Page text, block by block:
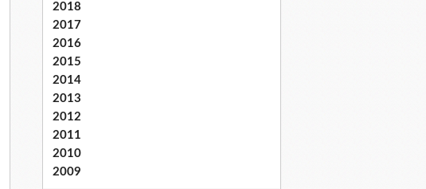
2018
2017
2016
2015
2014
2013
2012
2011
2010
2009